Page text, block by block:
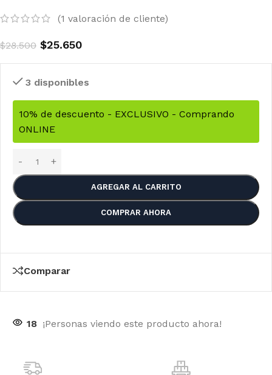
(1 valoración de cliente)
$28.500 $25.650
3 disponibles
10% de descuento - EXCLUSIVO - Comprando
ONLINE
AGREGAR AL CARRITO
COMPRAR AHORA
Comparar
18 ¡Personas viendo este producto ahora!